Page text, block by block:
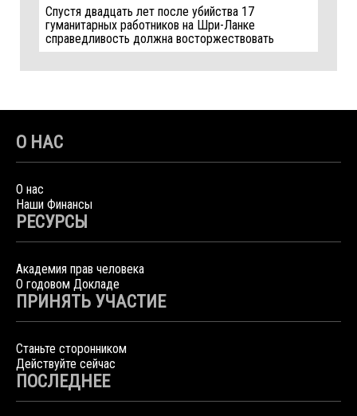
Спустя двадцать лет после убийства 17
гуманитарных работников на Шри-Ланке
справедливость должна восторжествовать
О НАС
О нас
Наши Финансы
РЕСУРСЫ
Академия прав человека
О годовом Докладе
ПРИНЯТЬ УЧАСТИЕ
Станьте сторонником
Действуйте сейчас
ПОСЛЕДНЕЕ